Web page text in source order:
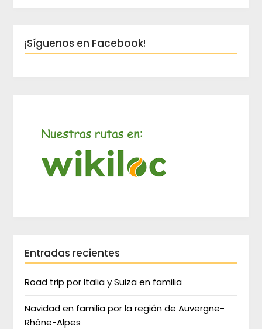
¡Síguenos en Facebook!
Entradas recientes
Road trip por Italia y Suiza en familia
Navidad en familia por la región de Auvergne-
Rhône-Alpes